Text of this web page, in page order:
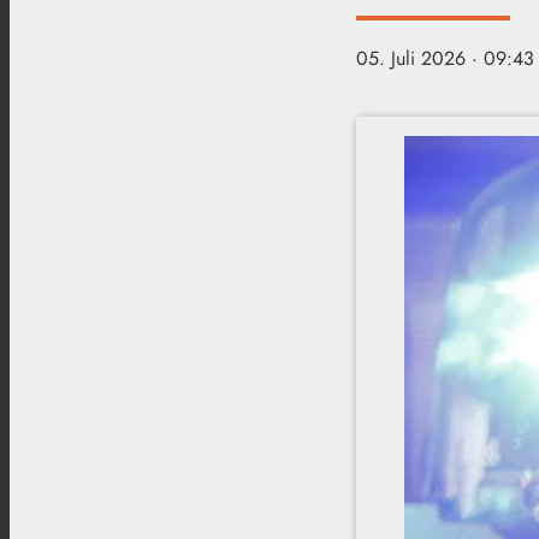
05. Juli 2026 · 09:43